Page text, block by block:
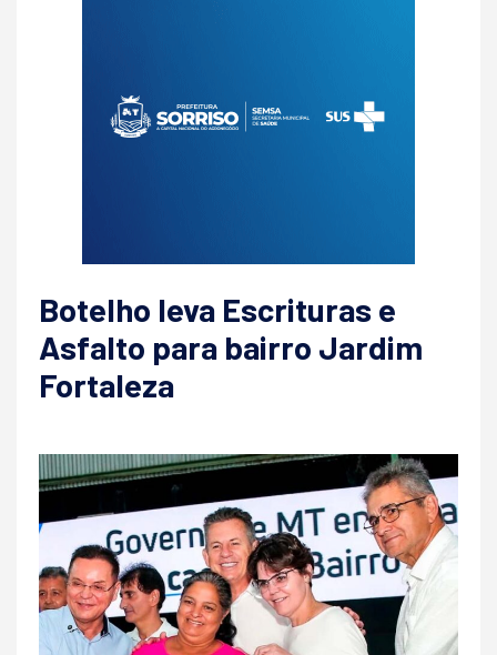
Botelho leva Escrituras e
Asfalto para bairro Jardim
Fortaleza